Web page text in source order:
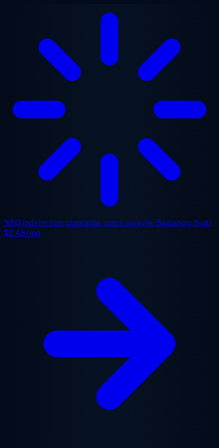
%50 indirim tüm planlarda, sınırlı süreyle. Başlangıç fiyatı
$2.48/mo